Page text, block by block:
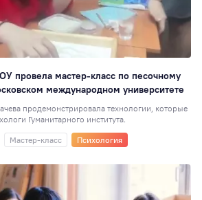
провела мастер-класс по песочному
международном университете
продемонстрировала технологии, которые
Гуманитарного института.
Мастер-класс Психология